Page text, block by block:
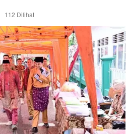
112 Dilihat